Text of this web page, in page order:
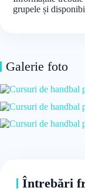
grupele și
Galerie foto
Întrebări